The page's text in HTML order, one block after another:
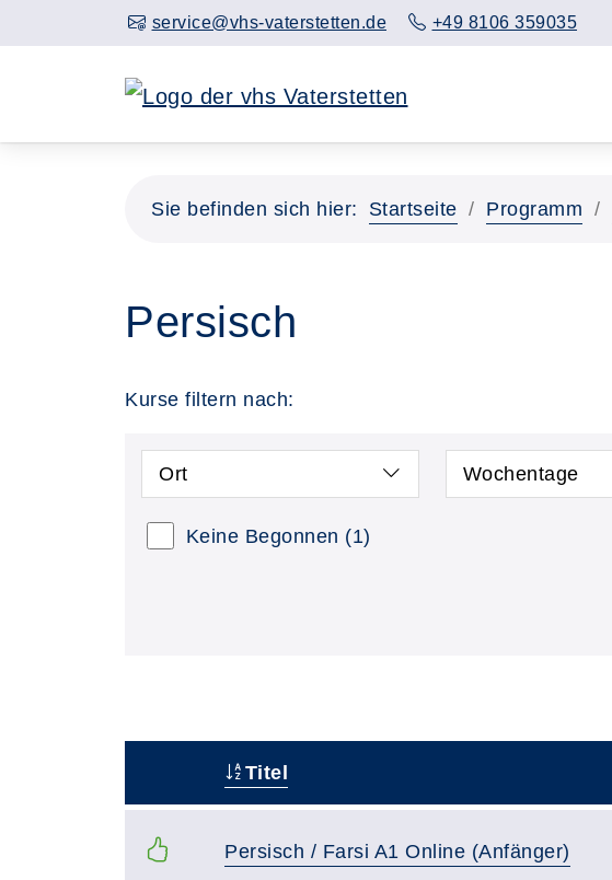
service@vhs-vaterstetten.de +49 8106 359035
Sie befinden sich hier: Startseite Programm
Persisch
Kurse filtern nach:
Ort Wochentage
Keine Begonnen (1)
Titel
Persisch / Farsi A1 Online (Anfänger)